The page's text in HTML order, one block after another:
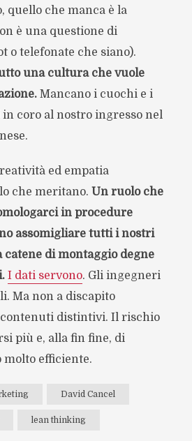
quello che manca è la
è una questione di
o telefonate che siano).
una cultura che vuole
Mancano i cuochi e i
coro al nostro ingresso nel
ed empatia
che meritano. Un ruolo che
in procedure
assomigliare tutti i nostri
di montaggio degne
I dati servono. Gli ingegneri
Ma non a discapito
distintivi. Il rischio
più e, alla fin fine, di
molto efficiente.
David Cancel
lean thinking